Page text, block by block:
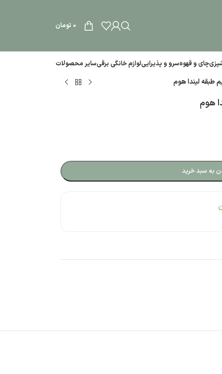
0 تومان
چای و قهوهسرو و پذیراییلوازم خانگی برقیسایر محصولات
طبقه لیندا هوم
هوم
به سبد خرید